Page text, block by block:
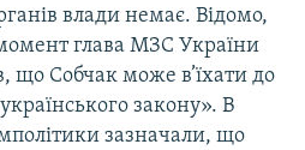
влади немає. Відомо,
глава МЗС України
що Собчак може в’їхати до
закону». В
зазначали, що